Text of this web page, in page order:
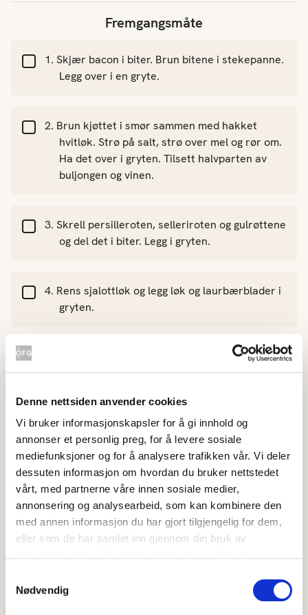
Denne nettsiden anvender cookies
Vi bruker informasjonskapsler for å gi innhold og
annonser et personlig preg, for å levere sosiale
mediefunksjoner og for å analysere trafikken vår. Vi deler
dessuten informasjon om hvordan du bruker nettstedet
vårt, med partnerne våre innen sosiale medier,
annonsering og analysearbeid, som kan kombinere den
med annen informasjon du har gjort tilgjengelig for dem,
eller som de har samlet inn gjennom din bruk av
Nødvendig
Fremgangsmåte
Skjær bacon i biter. Brun bitene i stekepanne.
Legg over i en gryte.
Brun kjøttet i smør sammen med hakket
hvitløk. Strø på salt, strø over mel og rør om.
Ha det over i gryten. Tilsett halvparten av
buljongen og vinen.
Skrell persilleroten, selleriroten og gulrøttene
og del det i biter. Legg i gryten.
Rens sjalottløk og legg løk og laurbærblader i
gryten.
La det koke på svak varme i ca. 1 time. Spe
med mer buljong og vin under kokingen.
Rens og del soppen i skiver og stek den i litt
smør.
Skjær epler i biter.
Smak gryten til med salt og pepper og legg i